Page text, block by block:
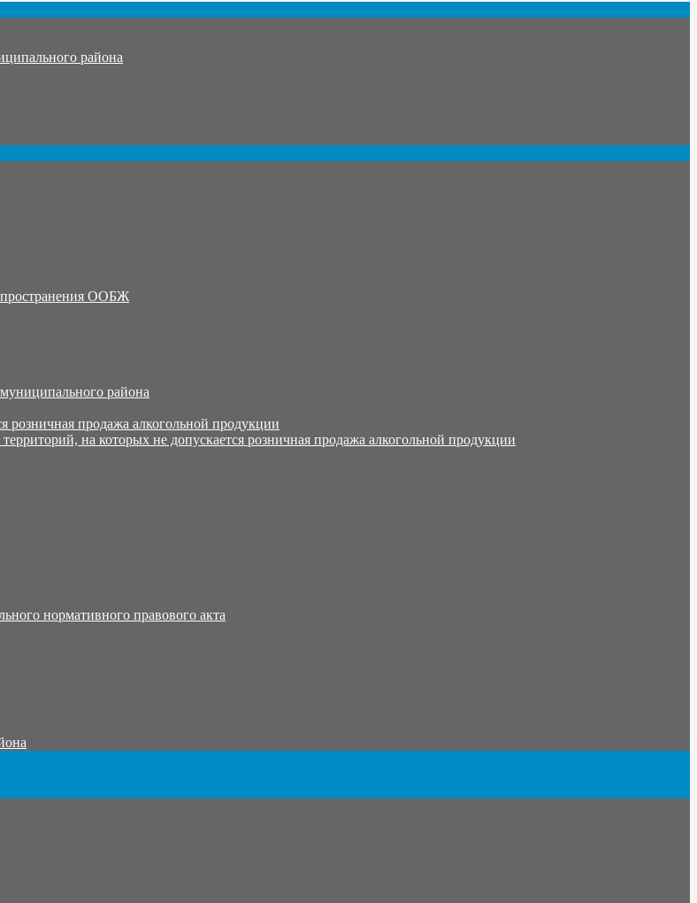
района
ООБЖ
района
розничная продажа алкогольной продукции
на которых не допускается розничная продажа алкогольной продукции
нормативного правового акта